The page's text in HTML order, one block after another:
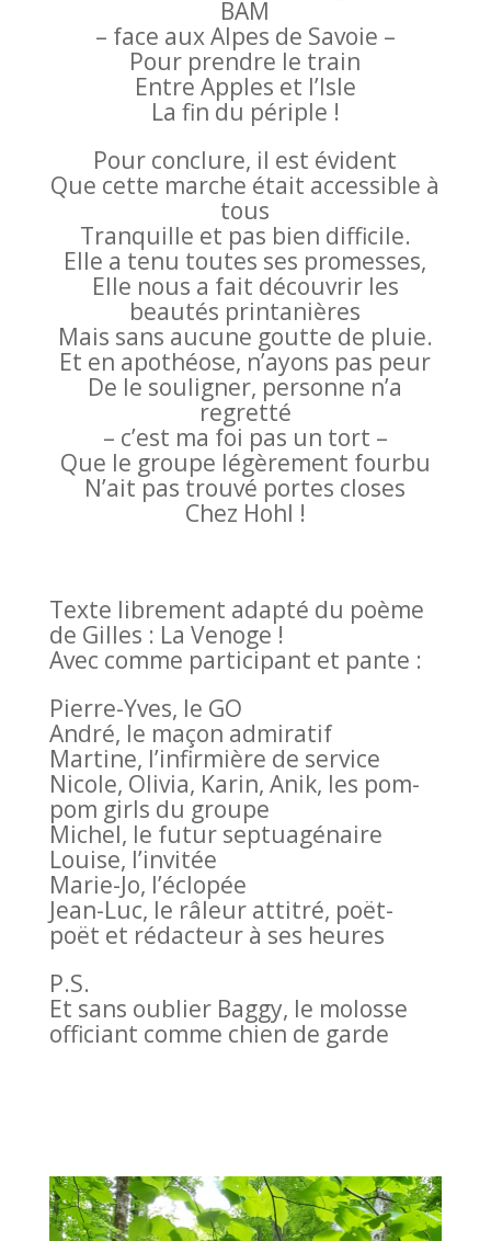
BAM
– face aux Alpes de Savoie –
Pour prendre le train
Entre Apples et l’Isle
La fin du périple !
Pour conclure, il est évident
Que cette marche était accessible à
tous
Tranquille et pas bien difficile.
Elle a tenu toutes ses promesses,
Elle nous a fait découvrir les
beautés printanières
Mais sans aucune goutte de pluie.
Et en apothéose, n’ayons pas peur
De le souligner, personne n’a
regretté
– c’est ma foi pas un tort –
Que le groupe légèrement fourbu
N’ait pas trouvé portes closes
Chez Hohl !
Texte librement adapté du poème
de Gilles : La Venoge !
Avec comme participant et pante :
Pierre-Yves, le GO
André, le maçon admiratif
Martine, l’infirmière de service
Nicole, Olivia, Karin, Anik, les pom-
pom girls du groupe
Michel, le futur septuagénaire
Louise, l’invitée
Marie-Jo, l’éclopée
Jean-Luc, le râleur attitré, poët-
poët et rédacteur à ses heures
P.S.
Et sans oublier Baggy, le molosse
officiant comme chien de garde